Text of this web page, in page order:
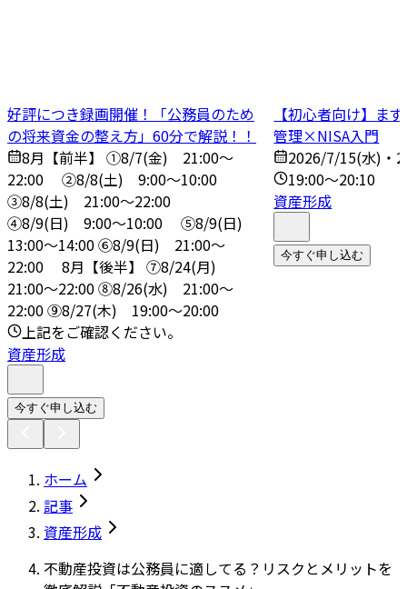
好評につき録画開催！「公務員のため
の将来資金の整え方」60分で解説！！
8月【前半】 ①8/7(金) 21:00～
22:00 ➁8/8(土) 9:00～10:00
③8/8(土) 21:00～22:00
④8/9(日) 9:00～10:00 ➄8/9(日)
13:00～14:00 ⑥8/9(日) 21:00～
22:00 8月【後半】 ⑦8/24(月)
21:00～22:00 ⑧8/26(水) 21:00～
22:00 ⑨8/27(木) 19:00～20:00
上記をご確認ください。
資産形成
今すぐ申し込む
【初心者向け】ま
管理×NISA入門
2026/7/15(水)・
19:00～20:10
資産形成
今すぐ申し込む
ホーム
記事
資産形成
不動産投資は公務員に適してる？リスクとメリットを